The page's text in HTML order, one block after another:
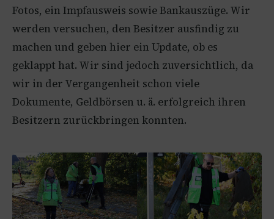
Fotos, ein Impfausweis sowie Bankauszüge. Wir
werden versuchen, den Besitzer ausfindig zu
machen und geben hier ein Update, ob es
geklappt hat. Wir sind jedoch zuversichtlich, da
wir in der Vergangenheit schon viele
Dokumente, Geldbörsen u. ä. erfolgreich ihren
Besitzern zurückbringen konnten.